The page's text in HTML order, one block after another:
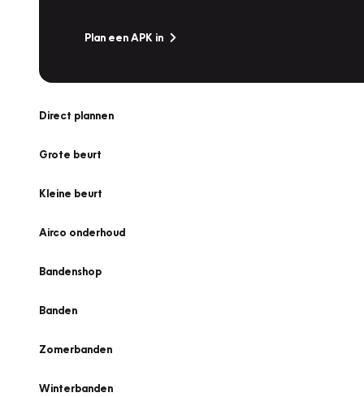
Plan een APK in
Direct plannen
Grote beurt
Kleine beurt
Airco onderhoud
Bandenshop
Banden
Zomerbanden
Winterbanden